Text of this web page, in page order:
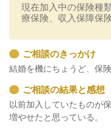
現在加入中の保険種
療保険、収入保障保
ご相談のきっかけ
結婚を機にちょうど、保
ご相談の結果と感想
以前加入していたものが
増やせたと思っている。